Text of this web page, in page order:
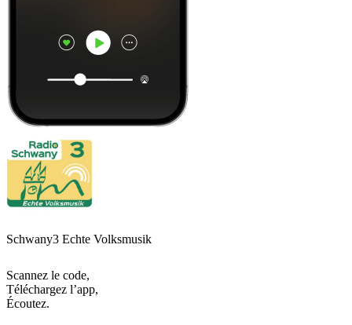
Schwany3 Echte Volksmusik
Scannez le code,
Téléchargez l’app,
Écoutez.